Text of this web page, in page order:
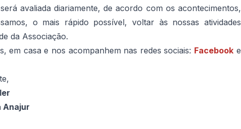
avaliada diariamente, de acordo com os acontecimentos,
o mais rápido possível, voltar às nossas atividades
da Associação.
em casa e nos acompanhem nas redes sociais: Facebook e
Anajur